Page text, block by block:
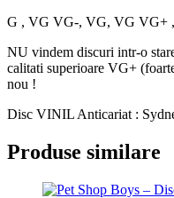
G , VG VG-, VG, VG VG+
NU vindem discuri intr-o
calitati superioare VG+
nou !
Disc VINIL Anticariat :
Produse similare